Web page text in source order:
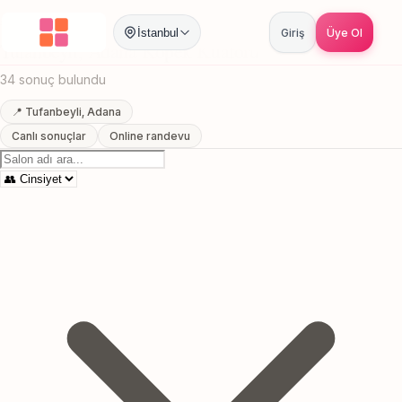
İstanbul Giriş Üye Ol
Anasayfa / Adana Tufanbeyli Kopek Kuaforu
Tufanbeyli, Adana Kopek Kuaforu
34 sonuç bulundu
📍 Tufanbeyli, Adana
Canlı sonuçlar
Online randevu